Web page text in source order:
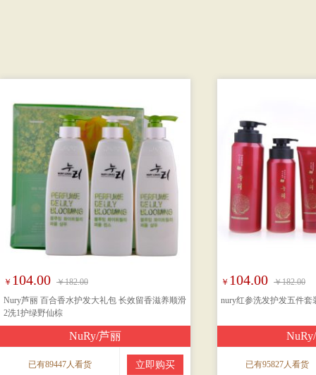
￥ 104.00 ￥182.00
Nury芦丽 百合香水护发大礼包 长效留香滋养顺滑
2洗1护绿野仙棕
NuRy/芦丽
已有89447人看货 立即购买
￥ 104.00 ￥182.00
nury红参洗发护发五件套
已有95827人看货